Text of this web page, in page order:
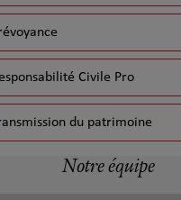
Civile Pro
du patrimoine
Notre équipe